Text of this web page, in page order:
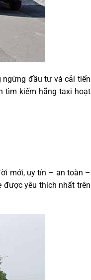
ngừng đầu tư và cải tiến
tìm kiếm hãng taxi hoạt
mới, uy tín – an toàn –
được yêu thích nhất trên